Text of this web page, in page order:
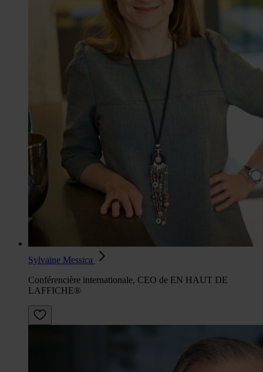
Sylvaine Messica
Conférencière internationale, CEO de EN HAUT DE
LAFFICHE®